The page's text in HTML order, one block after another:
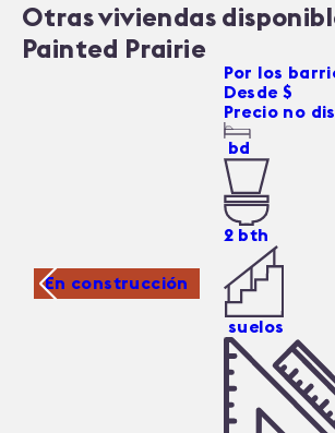
Otras viviendas
Painted Prairie
En construcción
Por
los
Desde $
Precio no
bd
2 bth
suelos